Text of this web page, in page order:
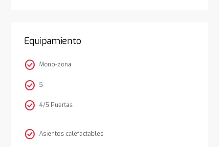
Equipamiento
check_circle Mono-zona
check_circle 5
check_circle 4/5 Puertas
check_circle Asientos calefactables